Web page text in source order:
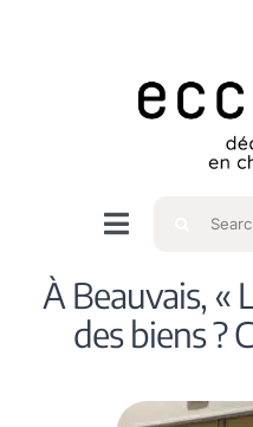
Navigation
bascule
Accueil
À Beauvais, «
des biens ?